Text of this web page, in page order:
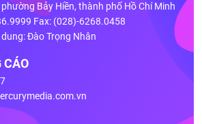
Bảy Hiền, thành phố Hồ Chí Minh
Fax: (028)-6268.0458
Đào Trọng Nhân
CÁO